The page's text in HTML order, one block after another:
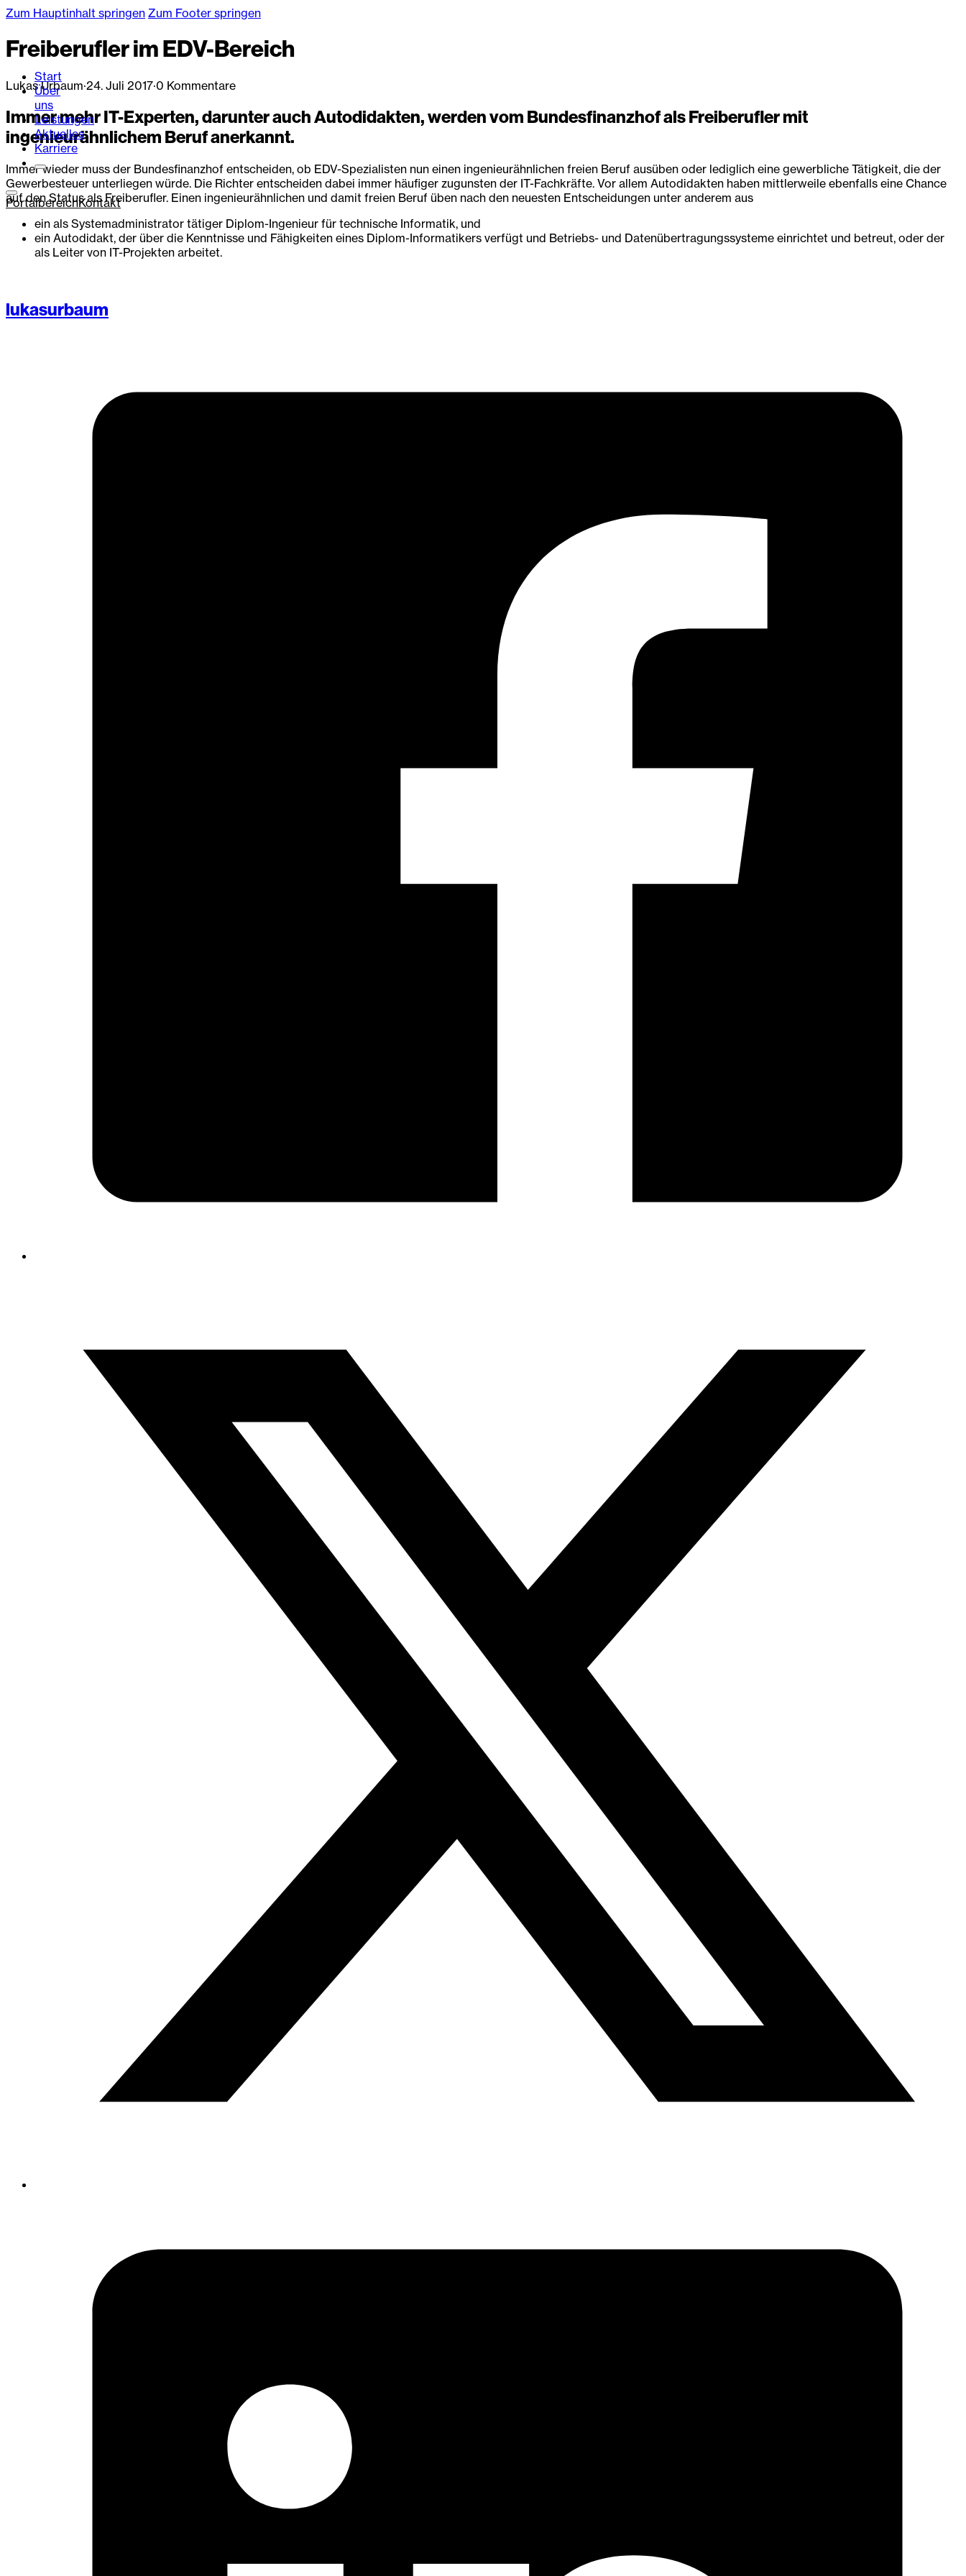
Zum Hauptinhalt springen Zum Footer springen
Start
Über
uns
Leistungen
Aktuelles
Karriere
PortalbereichKontakt
Freiberufler im EDV-Bereich
Lukas Urbaum·24. Juli 2017·0 Kommentare
Immer mehr IT-Experten, darunter auch Autodidakten, werden vom Bundesfinanzhof als Freiberufler mit
ingenieurähnlichem Beruf anerkannt.
Immer wieder muss der Bundesfinanzhof entscheiden, ob EDV-Spezialisten nun einen ingenieurähnlichen freien Beruf ausüben oder lediglich eine gewerbliche Tätigkeit, die der
Gewerbesteuer unterliegen würde. Die Richter entscheiden dabei immer häufiger zugunsten der IT-Fachkräfte. Vor allem Autodidakten haben mittlerweile ebenfalls eine Chance
auf den Status als Freiberufler. Einen ingenieurähnlichen und damit freien Beruf üben nach den neuesten Entscheidungen unter anderem aus
ein als Systemadministrator tätiger Diplom-Ingenieur für technische Informatik, und
ein Autodidakt, der über die Kenntnisse und Fähigkeiten eines Diplom-Informatikers verfügt und Betriebs- und Datenübertragungssysteme einrichtet und betreut, oder der
als Leiter von IT-Projekten arbeitet.
lukasurbaum